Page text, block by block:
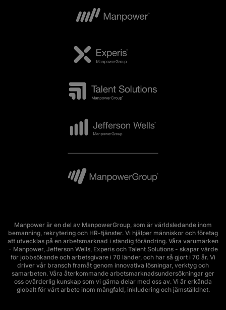
Manpower är en del av ManpowerGroup, som är världsledande inom
bemanning, rekrytering och HR-tjänster. Vi hjälper människor och företag
att utvecklas på en arbetsmarknad i ständig förändring. Våra varumärken
- Manpower, Jefferson Wells, Experis och Talent Solutions - skapar värde
för jobbsökande och arbetsgivare i 70 länder, och har så gjort i 70 år. Vi
driver vår bransch framåt genom innovativa lösningar, verktyg och
samarbeten. Våra återkommande arbetsmarknadsundersökningar ger
oss ovärderlig kunskap som vi gärna delar med oss av. Vi är erkända
globalt för vårt arbete inom mångfald, inkludering och jämställdhet.